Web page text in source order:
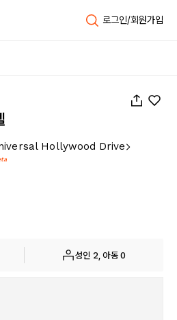
로그인/회원가입
Hollywood Drive
성인 2, 아동 0